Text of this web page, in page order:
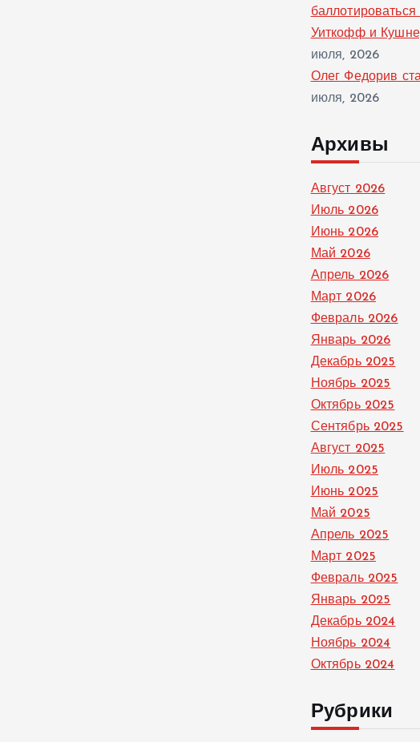
Уиткофф и
июля, 2026
Олег Федорив
июля, 2026
Архивы
Август 2026
Июль 2026
Июнь 2026
Май 2026
Апрель 2026
Март 2026
Февраль 2026
Январь 2026
Декабрь 2025
Ноябрь 2025
Октябрь 2025
Сентябрь 2025
Август 2025
Июль 2025
Июнь 2025
Май 2025
Апрель 2025
Март 2025
Февраль 2025
Январь 2025
Декабрь 2024
Ноябрь 2024
Октябрь 2024
Рубрики